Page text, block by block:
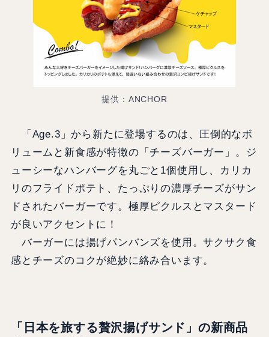
提供：ANCHOR
「Age.3」から新たに登場するのは、圧倒的なボ
リュームと新食感が特徴の「チーズバーガー」。ジ
ューシーなハンバーグを丸ごと1個使用し、カリカ
リのフライドポテト、たっぷりの濃厚チーズがサン
ドされたバーガーです。極厚ピクルスとマスタード
が良いアクセントに！
バーガーには揚げパンバンズを使用。サクサク食
感とチーズのコクが絶妙に絡み合います。
「 日本を旅する贅沢揚げサンド 」の新商品